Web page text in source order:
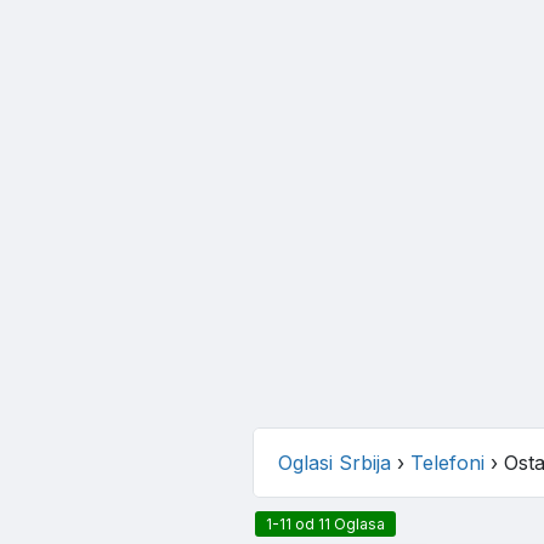
Oglasi Srbija› Telefoni›
1-11 od 11 Oglasa